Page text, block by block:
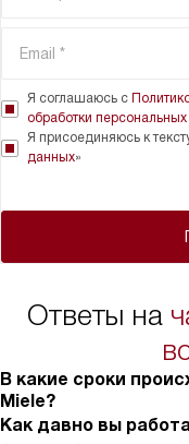
Я соглашаюсь с
обработки
Я присоединяюсь к
данных»
Ответы на
В какие сроки
Miele?
Как давно вы